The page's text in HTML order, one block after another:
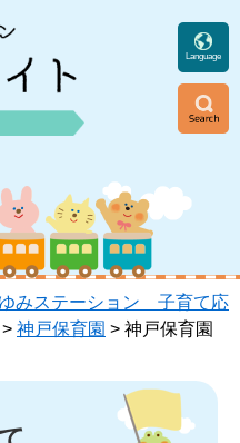
ニ
Language
みステーション 子育て応
> 神戸保育園 > 神戸保育園